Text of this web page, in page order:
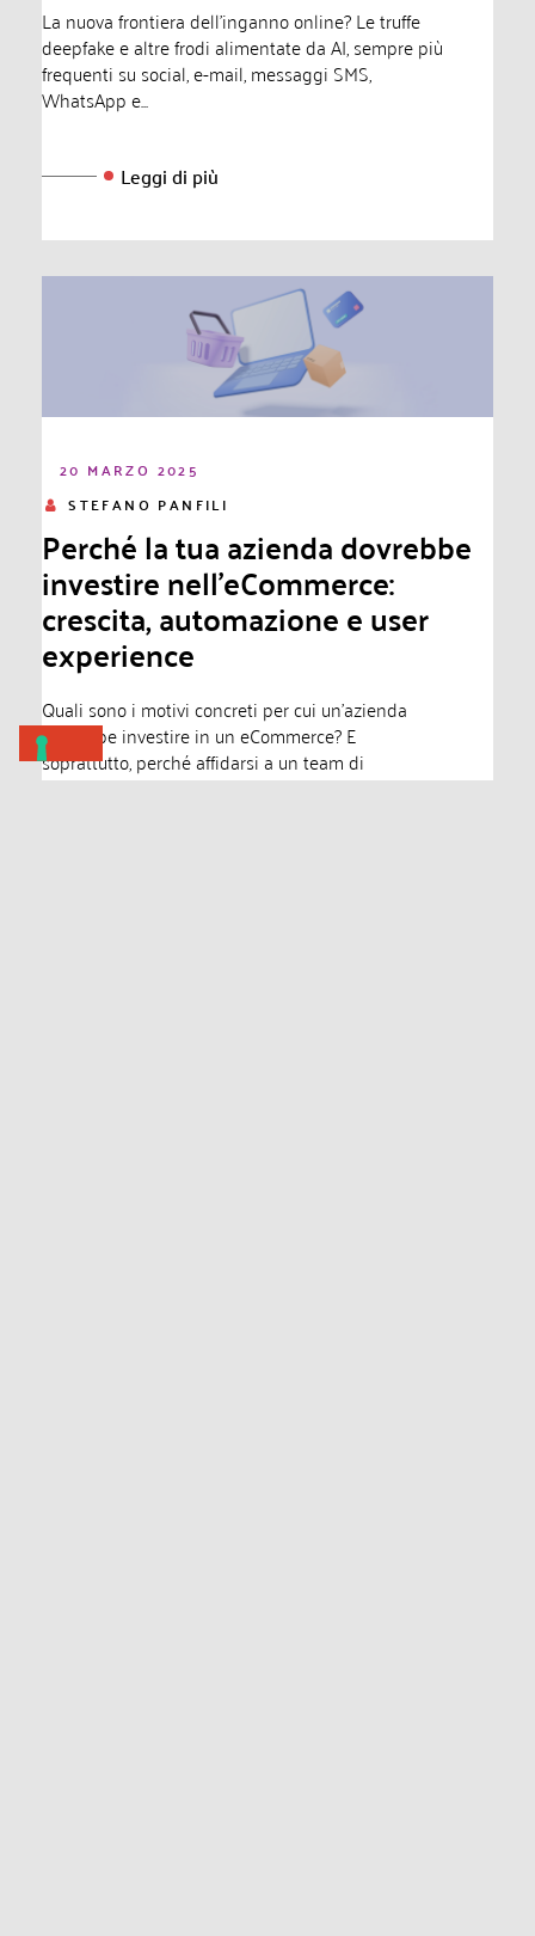
La nuova frontiera dell'inganno online? Le truffe
deepfake e altre frodi alimentate da AI, sempre più
frequenti su social, e-mail, messaggi SMS,
WhatsApp e...
Leggi di più
20 MARZO 2025
STEFANO PANFILI
Perché la tua azienda dovrebbe
investire nell’eCommerce:
crescita, automazione e user
experience
Quali sono i motivi concreti per cui un’azienda
dovrebbe investire in un eCommerce? E
soprattutto, perché affidarsi a un team di
professionisti è essenziale per...